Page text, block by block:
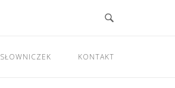
SŁOWNICZEK KONTAKT